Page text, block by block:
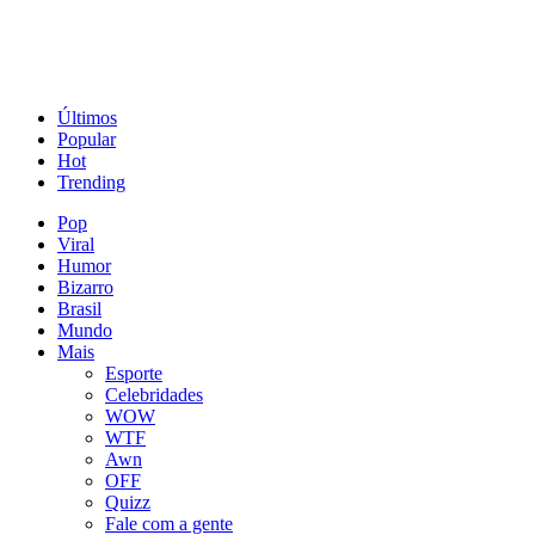
Últimos
Popular
Hot
Trending
Pop
Viral
Humor
Bizarro
Brasil
Mundo
Mais
Esporte
Celebridades
WOW
WTF
Awn
OFF
Quizz
Fale com a gente